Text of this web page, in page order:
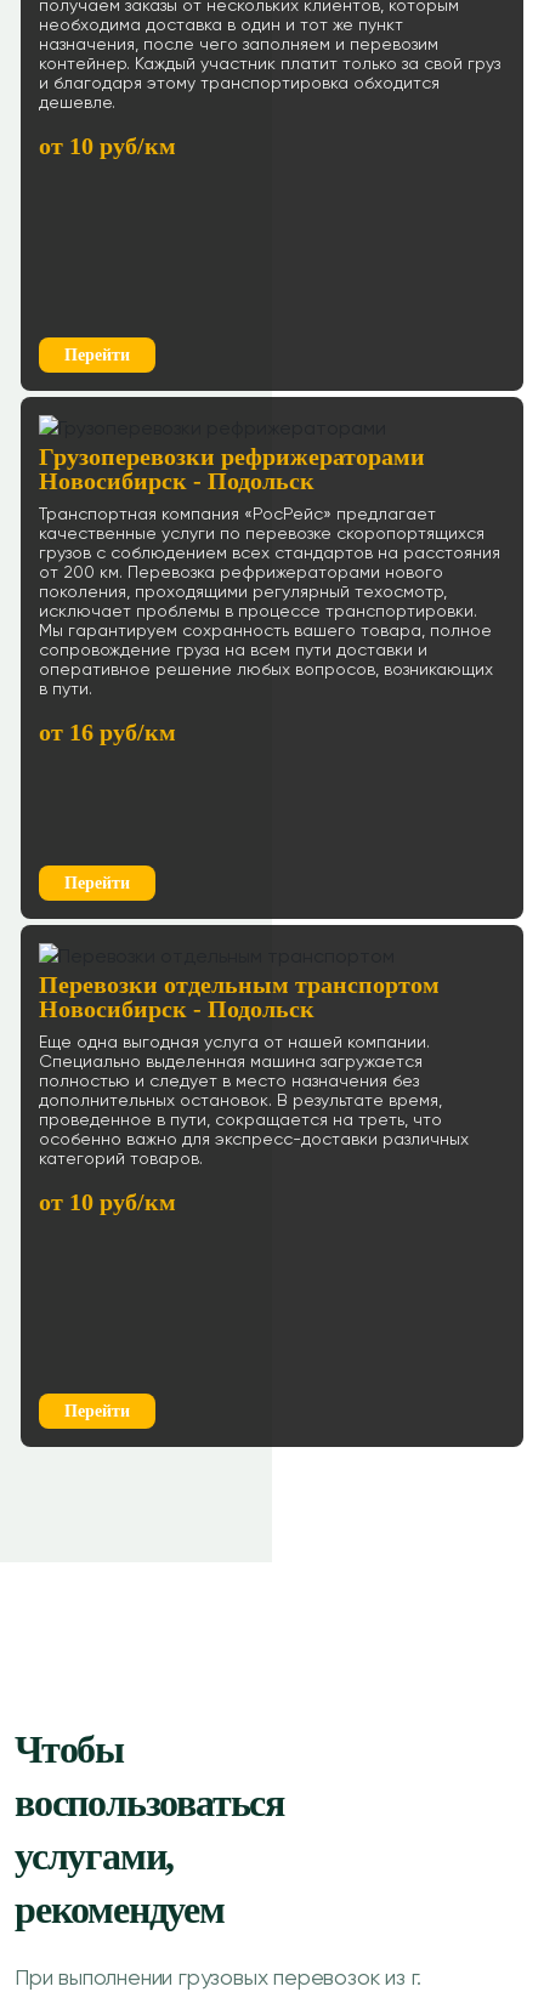
получаем заказы от нескольких клиентов, которым
необходима доставка в один и тот же пункт
назначения, после чего заполняем и перевозим
контейнер. Каждый участник платит только за свой груз
и благодаря этому транспортировка обходится
дешевле.
от 10 руб/км
Перейти
Грузоперевозки рефрижераторами
Новосибирск - Подольск
Транспортная компания «РосРейс» предлагает
качественные услуги по перевозке скоропортящихся
грузов с соблюдением всех стандартов на расстояния
от 200 км. Перевозка рефрижераторами нового
поколения, проходящими регулярный техосмотр,
исключает проблемы в процессе транспортировки.
Мы гарантируем сохранность вашего товара, полное
сопровождение груза на всем пути доставки и
оперативное решение любых вопросов, возникающих
в пути.
от 16 руб/км
Перейти
Перевозки отдельным транспортом
Новосибирск - Подольск
Еще одна выгодная услуга от нашей компании.
Специально выделенная машина загружается
полностью и следует в место назначения без
дополнительных остановок. В результате время,
проведенное в пути, сокращается на треть, что
особенно важно для экспресс-доставки различных
категорий товаров.
от 10 руб/км
Перейти
Чтобы
воспользоваться
услугами,
рекомендуем
При выполнении грузовых перевозок из г.